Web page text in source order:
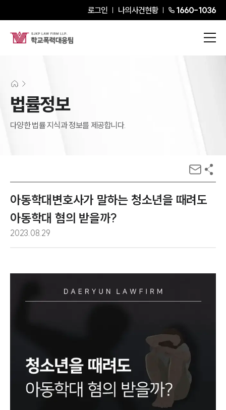
로그인 나의사건현황 1660-1036
법률정보
다양한 법률 지식과 정보를 제공합니다.
아동학대변호사가 말하는 청소년을 때려도
아동학대 혐의 받을까?
2023.08.29